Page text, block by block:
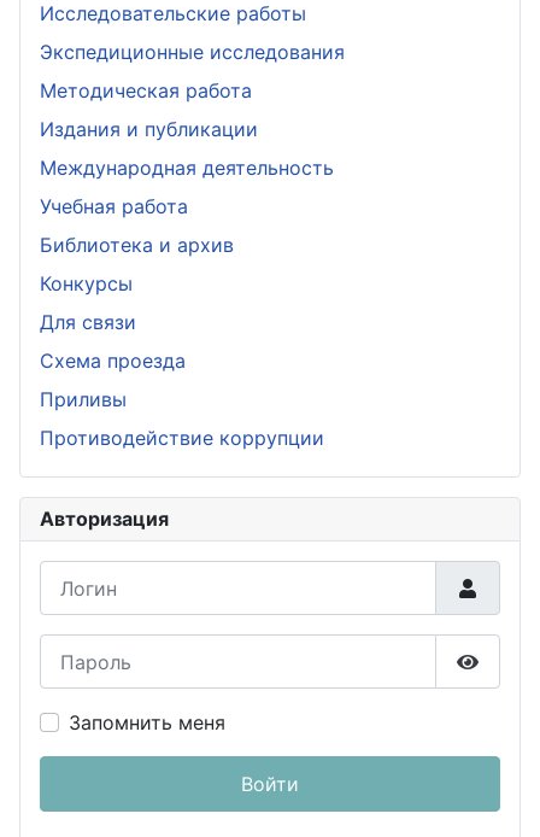
Исследовательские работы
Экспедиционные исследования
Методическая работа
Издания и публикации
Международная деятельность
Учебная работа
Библиотека и архив
Конкурсы
Для связи
Схема проезда
Приливы
Противодействие коррупции
Авторизация
Запомнить меня
Войти